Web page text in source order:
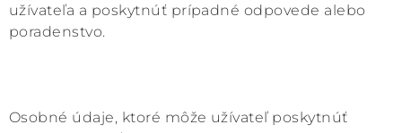
užívateľa a poskytnúť prípadné odpovede alebo
poradenstvo.
Osobné údaje, ktoré môže užívateľ poskytnúť